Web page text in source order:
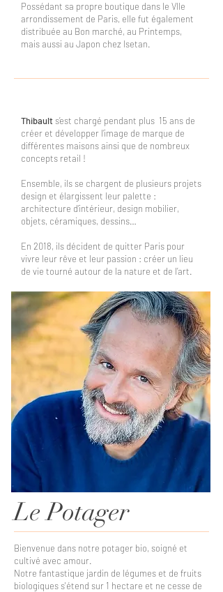
Possédant sa propre boutique dans le VIIe
arrondissement de Paris, elle fut également
distribuée au Bon marché, au Printemps,
mais aussi au Japon chez Isetan.
Thibault s’est chargé pendant plus 15 ans de
créer et développer l’image de marque de
différentes maisons ainsi que de nombreux
concepts retail !
Ensemble, ils se chargent de plusieurs projets
design et élargissent leur palette :
architecture d’intérieur, design mobilier,
objets, céramiques, dessins…
En 2018, ils décident de quitter Paris pour
vivre leur rêve et leur passion : créer un lieu
de vie tourné autour de la nature et de l’art.
Le Potager
Bienvenue dans notre potager bio, soigné et
cultivé avec amour.
Notre fantastique jardin de légumes et de fruits
biologiques s'étend sur 1 hectare et ne cesse de